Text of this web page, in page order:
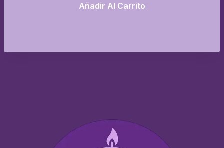
Añadir Al Carrito